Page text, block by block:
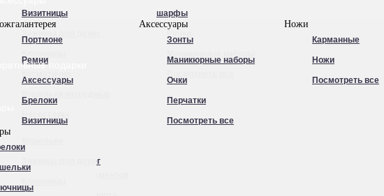
Визитницы шарфы
Портмоне
Ремни
Аксессуары
Брелоки
Визитницы
Зажимы для денег
Аксессуары
Зонты
Маникюрные наборы
Очки
Перчатки
Посмотреть все
Ножи
Карманные
Ножи
Посмотреть все
подарки